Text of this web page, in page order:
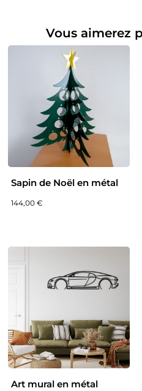
Vous aimerez
Sapin de Noël en métal
144,00 €
Art mural en métal